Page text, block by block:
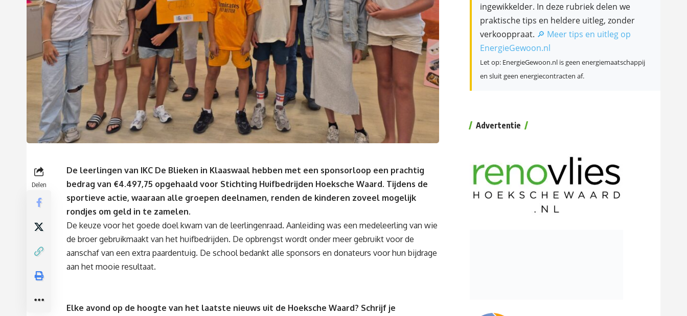
Delen
De leerlingen van IKC De Blieken in Klaaswaal hebben met een sponsorloop een prachtig
bedrag van €4.497,75 opgehaald voor Stichting Huifbedrijden Hoeksche Waard. Tijdens de
sportieve actie, waaraan alle groepen deelnamen, renden de kinderen zoveel mogelijk
rondjes om geld in te zamelen.
De keuze voor het goede doel kwam van de leerlingenraad. Aanleiding was een medeleerling van wie
de broer gebruikmaakt van het huifbedrijden. De opbrengst wordt onder meer gebruikt voor de
aanschaf van een extra paardentuig. De school bedankt alle sponsors en donateurs voor hun bijdrage
aan het mooie resultaat.
Elke avond op de hoogte van het laatste nieuws uit de Hoeksche Waard? Schrijf je
ingewikkelder. In deze rubriek delen we
praktische tips en heldere uitleg, zonder
verkooppraat. 🔎 Meer tips en uitleg op
EnergieGewoon.nl
Let op: EnergieGewoon.nl is geen energiemaatschappij
en sluit geen energiecontracten af.
Advertentie